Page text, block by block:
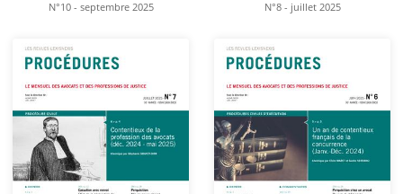
N°10 - septembre 2025 N°8 - juillet 2025